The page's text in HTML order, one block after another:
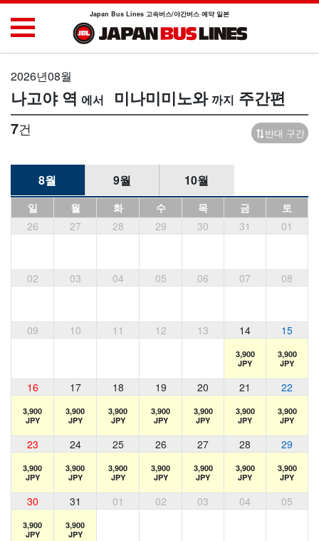
Japan Bus Lines 고속버스/야간버스 예약 일본
2026년08월
나고야 역 미나미미노와 주간편
7건 반대 구간
8월 9월 10월
일 월 화 수 목 금
토
26
27 28 29 30 31 01
02 03 04 05 06 07 08
09 10 11 12 13 14 15
3,900
JPY
3,900
JPY
16 17 18 19 20 21 22
3,900
JPY
3,900
JPY
3,900
JPY
3,900
JPY
3,900
JPY
3,900
JPY
3,900
JPY
23 24 25 26 27 28 29
3,900
JPY
3,900
JPY
3,900
JPY
3,900
JPY
3,900
JPY
3,900
JPY
3,900
JPY
30 31 01 02 03 04 05
3,900
JPY
3,900
JPY